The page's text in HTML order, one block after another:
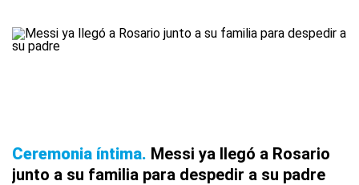
Ceremonia íntima Messi ya llegó a Rosario
junto a su familia para despedir a su padre